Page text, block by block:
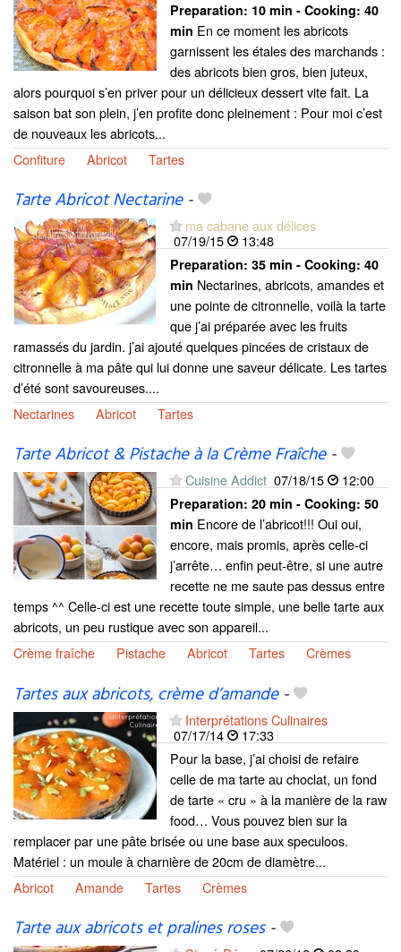
Preparation: 10 min - Cooking: 40
min En ce moment les abricots
garnissent les étales des marchands :
des abricots bien gros, bien juteux,
alors pourquoi s’en priver pour un délicieux dessert vite fait. La
saison bat son plein, j’en profite donc pleinement : Pour moi c’est
de nouveaux les abricots...
Confiture
Abricot Tartes
Tarte Abricot Nectarine-
ma cabane aux délices
07/19/15
13:48
Preparation: 35 min - Cooking: 40
min Nectarines, abricots, amandes et
une pointe de citronnelle, voilà la tarte
que j’ai préparée avec les fruits
ramassés du jardin. j’ai ajouté quelques pincées de cristaux de
citronnelle à ma pâte qui lui donne une saveur délicate. Les tartes
d’été sont savoureuses....
Nectarines
Abricot Tartes
Tarte Abricot & Pistache à la Crème Fraîche-
Cuisine Addict 07/18/15 12:00
Preparation: 20 min - Cooking: 50
min Encore de l’abricot!!! Oui oui,
encore, mais promis, après celle-ci
j’arrête… enfin peut-être, si une autre
recette ne me saute pas dessus entre
temps ^^ Celle-ci est une recette toute simple, une belle tarte aux
abricots, un peu rustique avec son appareil...
Crème fraîche
Pistache Abricot Tartes Crèmes
Tartes aux abricots, crème d’amande-
Interprétations Culinaires
07/17/14
17:33
Pour la base, j’ai choisi de refaire
celle de ma tarte au choclat, un fond
de tarte « cru » à la manière de la raw
food… Vous pouvez bien sur la
remplacer par une pâte brisée ou une base aux speculoos.
Matériel : un moule à charnière de 20cm de diamètre...
Abricot
Amande Tartes Crèmes
Tarte aux abricots et pralines roses-